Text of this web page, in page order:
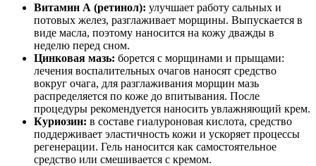
Витамин А (ретинол): улучшает работу сальных и
потовых желез, разглаживает морщины. Выпускается в
виде масла, поэтому наносится на кожу дважды в
неделю перед сном.
Цинковая мазь: борется с морщинами и прыщами:
лечения воспалительных очагов наносят средство
вокруг очага, для разглаживания морщин мазь
распределяется по коже до впитывания. После
процедуры рекомендуется наносить увлажняющий крем.
Куриозин: в составе гиалуроновая кислота, средство
поддерживает эластичность кожи и ускоряет процессы
регенерации. Гель наносится как самостоятельное
средство или смешивается с кремом.